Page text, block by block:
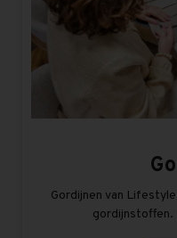
Gordijnen van
gordijnstoffen.